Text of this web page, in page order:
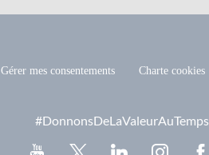
Gérer mes consentements Charte cookies
#DonnonsDeLaValeurAuTemps